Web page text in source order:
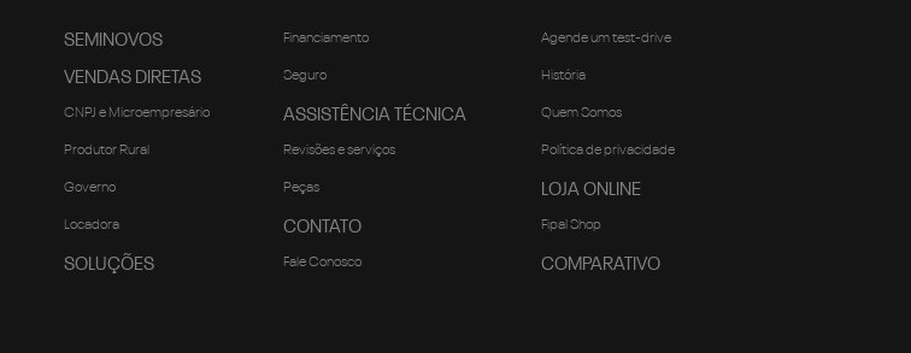
SEMINOVOS
VENDAS DIRETAS
CNPJ e Microempresário
Produtor Rural
Governo
Locadora
SOLUÇÕES
Financiamento
Seguro
ASSISTÊNCIA TÉCNICA
Revisões e serviços
Peças
CONTATO
Fale Conosco
Agende um test-drive
História
Quem Somos
Política de privacidade
LOJA ONLINE
Fipal Shop
COMPARATIVO